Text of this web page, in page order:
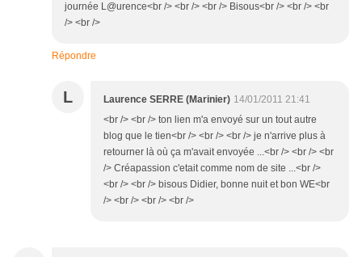
journée L@urence<br /> <br /> <br /> Bisous<br /> <br /> <br
/> <br />
Répondre
L Laurence SERRE (Marinier) 14/01/2011 21:41
<br /> <br /> ton lien m'a envoyé sur un tout autre
blog que le tien<br /> <br /> <br /> je n'arrive plus à
retourner là où ça m'avait envoyée ...<br /> <br /> <br
/> Créapassion c'etait comme nom de site ...<br />
<br /> <br /> bisous Didier, bonne nuit et bon WE<br
/> <br /> <br /> <br />